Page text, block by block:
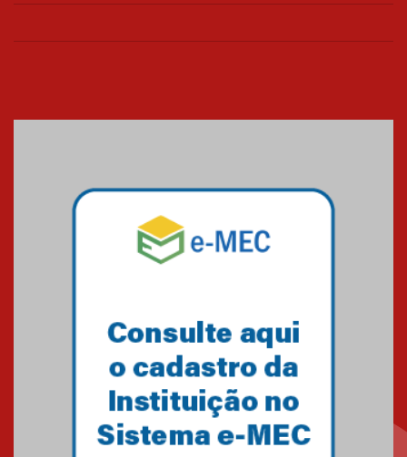
Mackenzie mobiliza campanha
solidária para apoiar famílias em
Minas Gerais
Primeiro culto do ano ressalta o
27.02.2026